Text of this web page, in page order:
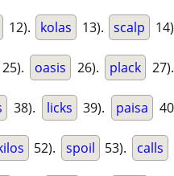
12). kolas 13). scalp
25). oasis 26). plack 27).
38). licks 39). paisa
52). spoil 53). calls